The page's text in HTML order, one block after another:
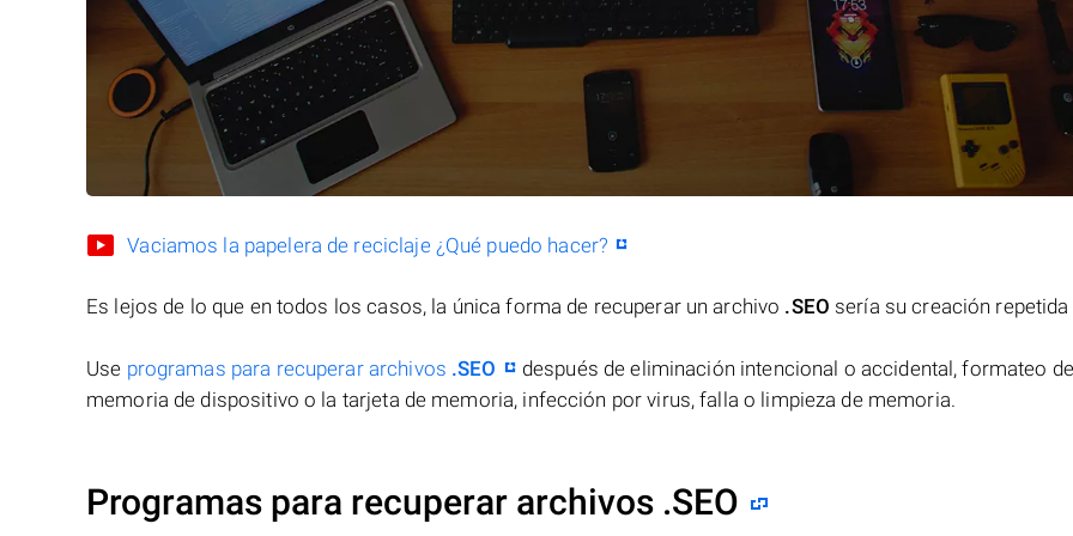
Vaciamos la papelera de reciclaje ¿Qué puedo hacer?
Es lejos de lo que en todos los casos, la única forma de recuperar un archivo .SEO sería su creación repetida
Use programas para recuperar archivos .SEO
después de eliminación intencional o accidental, formateo
memoria de dispositivo o la tarjeta de memoria, infección por virus, falla o limpieza de memoria.
Programas para recuperar archivos .SEO